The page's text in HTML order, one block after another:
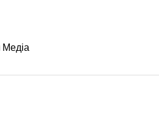
Медіа